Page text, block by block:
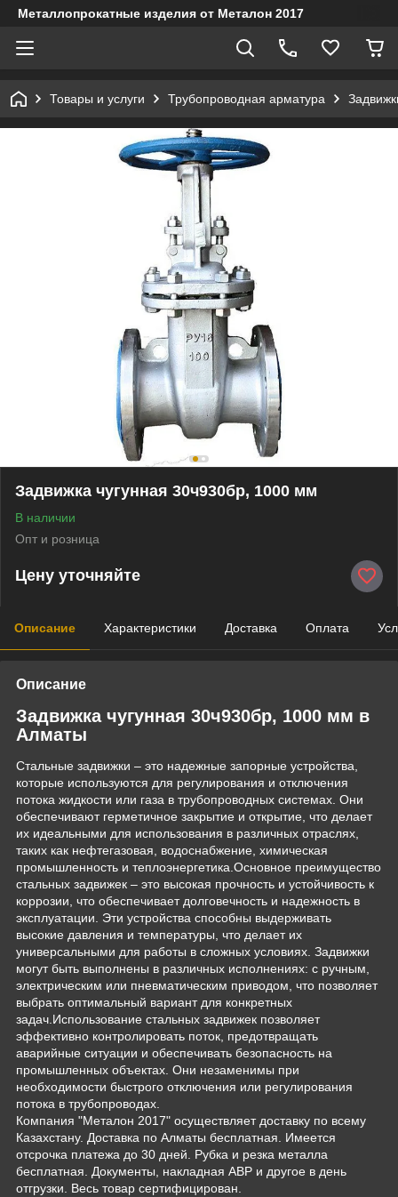
Металлопрокатные изделия от Металон 2017
Товары и услуги Трубопроводная арматура
Задвижка чугунная 30ч930бр, 1000 мм
В наличии
Опт и розница
Цену уточняйте
Описание Характеристики Доставка Оплата
Описание
Задвижка чугунная 30ч930бр, 1000 мм в
Алматы
Стальные задвижки – это надежные запорные устройства,
которые используются для регулирования и отключения
потока жидкости или газа в трубопроводных системах. Они
обеспечивают герметичное закрытие и открытие, что делает
их идеальными для использования в различных отраслях,
таких как нефтегазовая, водоснабжение, химическая
промышленность и теплоэнергетика.Основное преимущество
стальных задвижек – это высокая прочность и устойчивость к
коррозии, что обеспечивает долговечность и надежность в
эксплуатации. Эти устройства способны выдерживать
высокие давления и температуры, что делает их
универсальными для работы в сложных условиях. Задвижки
могут быть выполнены в различных исполнениях: с ручным,
электрическим или пневматическим приводом, что позволяет
выбрать оптимальный вариант для конкретных
задач.Использование стальных задвижек позволяет
эффективно контролировать поток, предотвращать
аварийные ситуации и обеспечивать безопасность на
промышленных объектах. Они незаменимы при
необходимости быстрого отключения или регулирования
потока в трубопроводах.
Компания "Металон 2017" осуществляет доставку по всему
Казахстану. Доставка по Алматы бесплатная. Имеется
отсрочка платежа до 30 дней. Рубка и резка металла
бесплатная. Документы, накладная АВР и другое в день
отгрузки. Весь товар сертифицирован.